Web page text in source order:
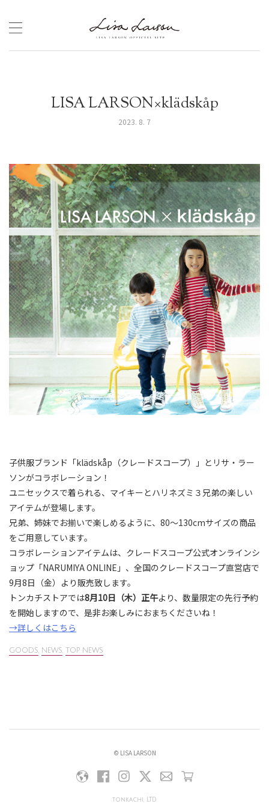
content
LISA LARSON×klädskåp
2023. 8. 7
子供服ブランド「klädskåp（クレードスコープ）」とリサ・ラー
ソンがコラボレーション！
ユニセックスで着られる、マイキーとハリネズミ３兄弟の楽しい
アイテムが登場します。
兄弟、姉妹でお揃いで楽しめるように、80〜130cmサイズの商品
をご用意しています。
コラボレーションアイテムは、クレードスコープ公式オンラインシ
ョップ「NARUMIYA ONLINE」、全国のクレードスコープ直営店で
9月8日（金）より販売致します。
トンカチストアでは8月10日（木）正午より、数量限定の先行予約
を開始しますので、是非お楽しみにおまちくださいね！
→詳しくはこちら
GOODS NEWS TOP NEWS
© LISA LARSON
tonkachi, LTD